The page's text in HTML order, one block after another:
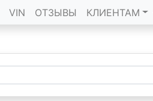
VIN ОТЗЫВЫ КЛИЕНТАМ